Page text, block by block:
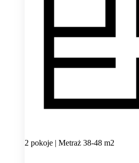
2 pokoje | Metraż 38-48 m2